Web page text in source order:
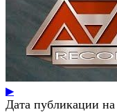
▶
Дата публикации на